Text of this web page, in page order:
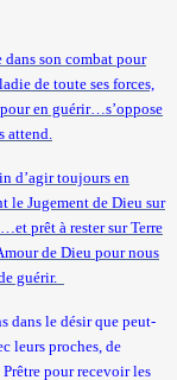
son combat pour
de toute ses forces,
en guérir…s’oppose
attend.
d’agir toujours en
le Jugement de Dieu sur
prêt à rester sur Terre
de Dieu pour nous
guérir.
dans le désir que peut-
leurs proches, de
pour recevoir les